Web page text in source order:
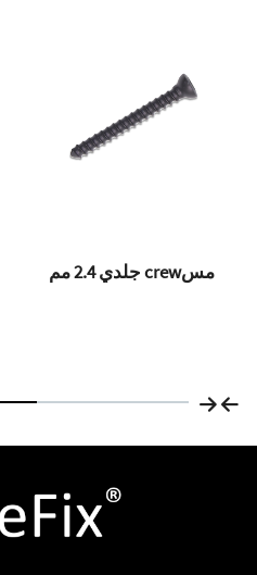
مسcrew جلدي 2.4 مم